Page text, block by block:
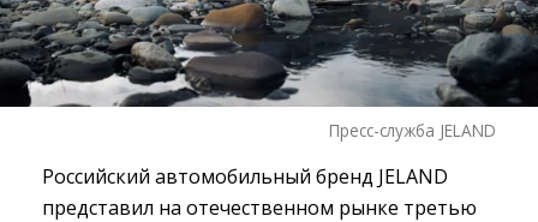
Пресс-служба JELAND
Российский автомобильный бренд JELAND
представил на отечественном рынке третью